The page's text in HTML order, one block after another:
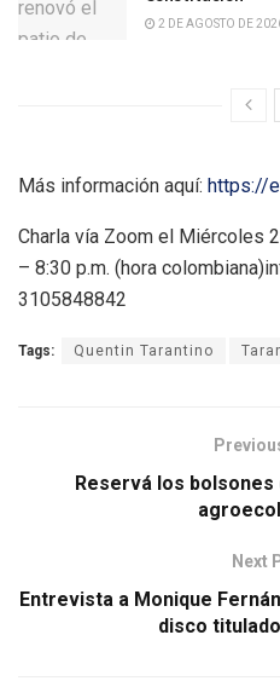
2 DE AGOSTO DE
Más información aquí: https://
Charla vía Zoom el Miércoles
– 8:30 p.m. (hora
3105848842
Tags: Quentin Tarantino
Reservá los
Next
Entrevista a Monique
disco